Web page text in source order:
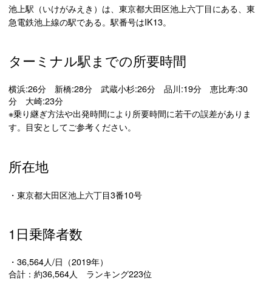
池上駅（いけがみえき）は、東京都大田区池上六丁目にある、東
急電鉄池上線の駅である。駅番号はIK13。
ターミナル駅までの所要時間
横浜:26分 新橋:28分 武蔵小杉:26分 品川:19分 恵比寿:30
分 大崎:23分
※乗り継ぎ方法や出発時間により所要時間に若干の誤差がありま
す。目安としてご参考ください。
所在地
・東京都大田区池上六丁目3番10号
1日乗降者数
・36,564人/日（2019年）
合計：約36,564人 ランキング223位